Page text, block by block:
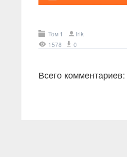
Том 1
Irik
1578
0
Всего комментариев: